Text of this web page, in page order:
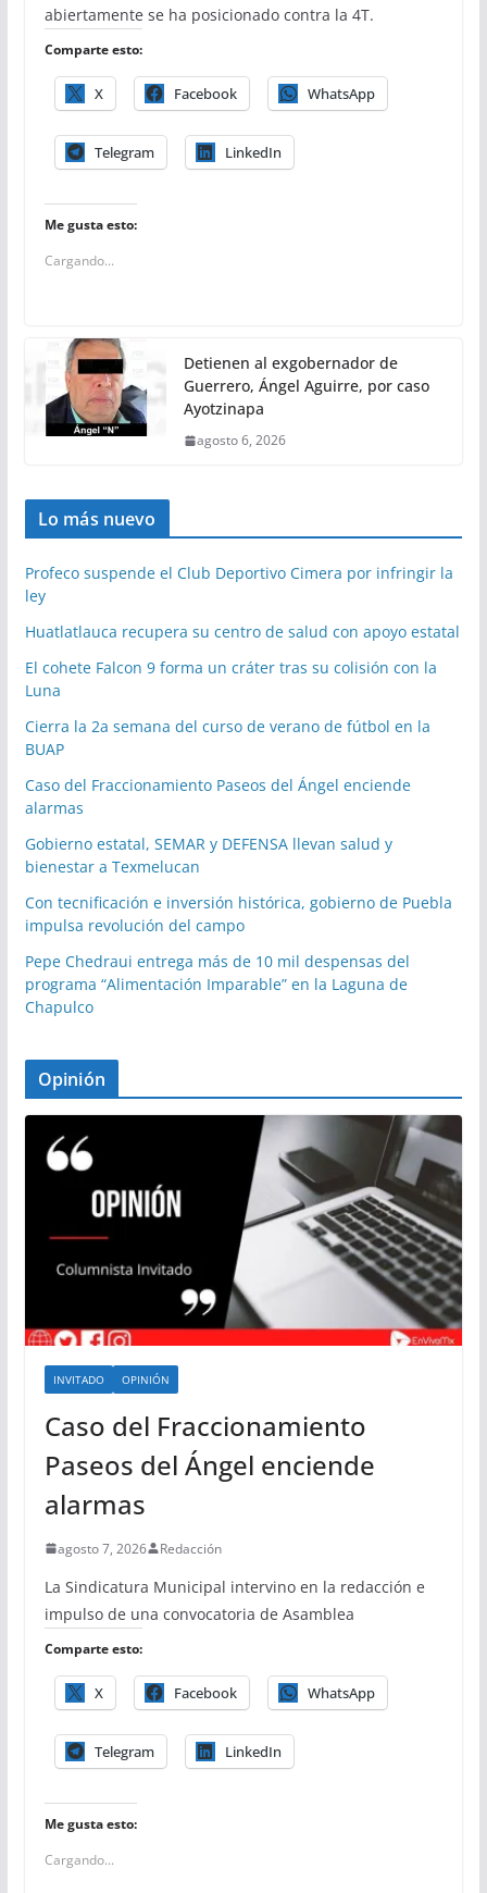
abiertamente se ha posicionado contra la 4T.
Comparte esto:
X Facebook WhatsApp
Telegram LinkedIn
Me gusta esto:
Cargando...
Detienen al exgobernador de
Guerrero, Ángel Aguirre, por caso
Ayotzinapa
agosto 6, 2026
Lo más nuevo
Profeco suspende el Club Deportivo Cimera por infringir la
ley
Huatlatlauca recupera su centro de salud con apoyo estatal
El cohete Falcon 9 forma un cráter tras su colisión con la
Luna
Cierra la 2a semana del curso de verano de fútbol en la
BUAP
Caso del Fraccionamiento Paseos del Ángel enciende
alarmas
Gobierno estatal, SEMAR y DEFENSA llevan salud y
bienestar a Texmelucan
Con tecnificación e inversión histórica, gobierno de Puebla
impulsa revolución del campo
Pepe Chedraui entrega más de 10 mil despensas del
programa “Alimentación Imparable” en la Laguna de
Chapulco
Opinión
INVITADO OPINIÓN
Caso del Fraccionamiento
Paseos del Ángel enciende
alarmas
agosto 7, 2026 Redacción
La Sindicatura Municipal intervino en la redacción e
impulso de una convocatoria de Asamblea
Comparte esto:
X Facebook WhatsApp
Telegram LinkedIn
Me gusta esto:
Cargando...